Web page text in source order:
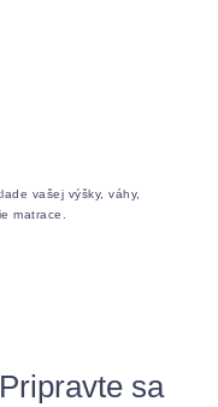
vašej výšky, váhy,
matrace.
sa